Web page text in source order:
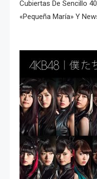
Cubiertas De Sencillo
«pequeña María» Y